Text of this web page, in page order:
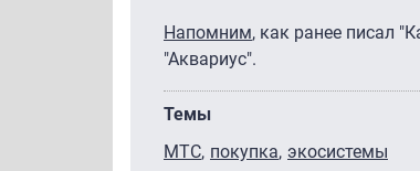
Напомним, как ранее писал
"Аквариус".
Темы
МТС покупка экосистемы